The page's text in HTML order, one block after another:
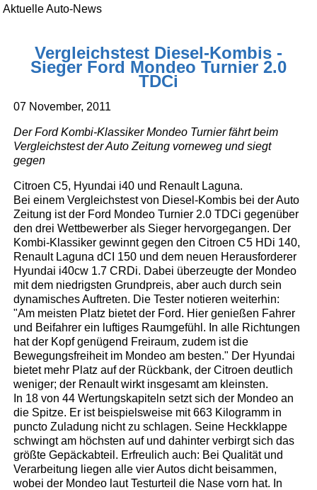
Aktuelle Auto-News
Vergleichstest Diesel-Kombis -
Sieger Ford Mondeo Turnier 2.0
TDCi
07 November, 2011
Der Ford Kombi-Klassiker Mondeo Turnier fährt beim
Vergleichstest der Auto Zeitung vorneweg und siegt
gegen
Citroen C5, Hyundai i40 und Renault Laguna.
Bei einem Vergleichstest von Diesel-Kombis bei der Auto
Zeitung ist der Ford Mondeo Turnier 2.0 TDCi gegenüber
den drei Wettbewerber als Sieger hervorgegangen. Der
Kombi-Klassiker gewinnt gegen den Citroen C5 HDi 140,
Renault Laguna dCI 150 und dem neuen Herausforderer
Hyundai i40cw 1.7 CRDi. Dabei überzeugte der Mondeo
mit dem niedrigsten Grundpreis, aber auch durch sein
dynamisches Auftreten. Die Tester notieren weiterhin:
"Am meisten Platz bietet der Ford. Hier genießen Fahrer
und Beifahrer ein luftiges Raumgefühl. In alle Richtungen
hat der Kopf genügend Freiraum, zudem ist die
Bewegungsfreiheit im Mondeo am besten." Der Hyundai
bietet mehr Platz auf der Rückbank, der Citroen deutlich
weniger; der Renault wirkt insgesamt am kleinsten.
In 18 von 44 Wertungskapiteln setzt sich der Mondeo an
die Spitze. Er ist beispielsweise mit 663 Kilogramm in
puncto Zuladung nicht zu schlagen. Seine Heckklappe
schwingt am höchsten auf und dahinter verbirgt sich das
größte Gepäckabteil. Erfreulich auch: Bei Qualität und
Verarbeitung liegen alle vier Autos dicht beisammen,
wobei der Mondeo laut Testurteil die Nase vorn hat. In